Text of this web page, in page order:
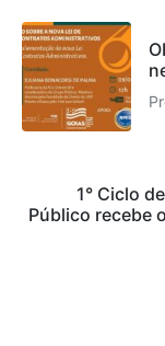
1° Ciclo
Público recebe